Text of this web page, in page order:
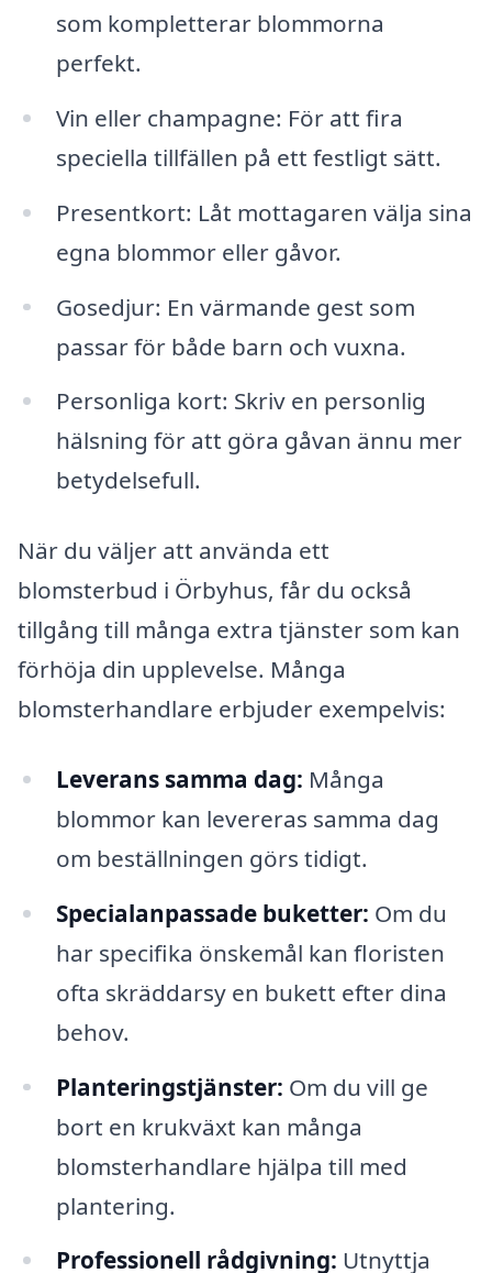
som kompletterar blommorna
perfekt.
Vin eller champagne: För att fira
speciella tillfällen på ett festligt sätt.
Presentkort: Låt mottagaren välja sina
egna blommor eller gåvor.
Gosedjur: En värmande gest som
passar för både barn och vuxna.
Personliga kort: Skriv en personlig
hälsning för att göra gåvan ännu mer
betydelsefull.
När du väljer att använda ett
blomsterbud i Örbyhus, får du också
tillgång till många extra tjänster som kan
förhöja din upplevelse. Många
blomsterhandlare erbjuder exempelvis:
Leverans samma dag: Många
blommor kan levereras samma dag
om beställningen görs tidigt.
Specialanpassade buketter: Om du
har specifika önskemål kan floristen
ofta skräddarsy en bukett efter dina
behov.
Planteringstjänster: Om du vill ge
bort en krukväxt kan många
blomsterhandlare hjälpa till med
plantering.
Professionell rådgivning: Utnyttja